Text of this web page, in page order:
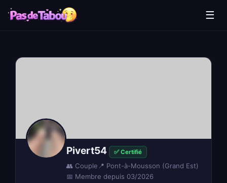
☰
Pivert54 ✅ Certifié
👥 Couple 📍 Pont-à-Mousson (Grand Est)
📅 Membre depuis 03/2026